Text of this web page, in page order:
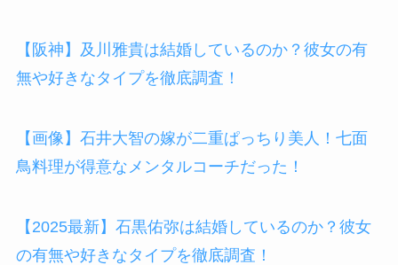
【阪神】及川雅貴は結婚しているのか？彼女の有
無や好きなタイプを徹底調査！
【画像】石井大智の嫁が二重ぱっちり美人！七面
鳥料理が得意なメンタルコーチだった！
【2025最新】石黒佑弥は結婚しているのか？彼女
の有無や好きなタイプを徹底調査！